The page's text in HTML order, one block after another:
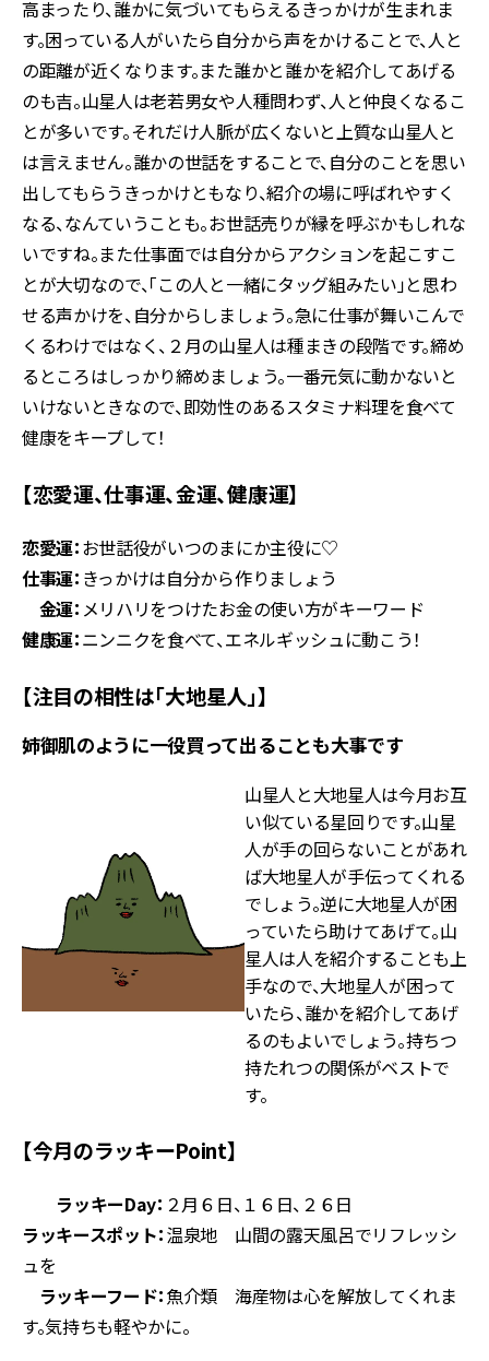
高まったり、誰かに気づいてもらえるきっかけが生まれま
す。困っている人がいたら自分から声をかけることで、人と
の距離が近くなります。また誰かと誰かを紹介してあげる
のも吉。山星人は老若男女や人種問わず、人と仲良くなるこ
とが多いです。それだけ人脈が広くないと上質な山星人と
は言えません。誰かの世話をすることで、自分のことを思い
出してもらうきっかけともなり、紹介の場に呼ばれやすく
なる、なんていうことも。お世話売りが縁を呼ぶかもしれな
いですね。また仕事面では自分からアクションを起こすこ
とが大切なので、「この人と一緒にタッグ組みたい」と思わ
せる声かけを、自分からしましょう。急に仕事が舞いこんで
くるわけではなく、２月の山星人は種まきの段階です。締め
るところはしっかり締めましょう。一番元気に動かないと
いけないときなので、即効性のあるスタミナ料理を食べて
健康をキープして！
【恋愛運、仕事運、金運、健康運】
恋愛運：お世話役がいつのまにか主役に♡
仕事運： きっかけは自分から作りましょう
金運： メリハリをつけたお金の使い方がキーワード
健康運：ニンニクを食べて、エネルギッシュに動こう！
【注目の相性は「大地星人」】
姉御肌のように一役買って出ることも大事です
山星人と大地星人は今月お互
い似ている星回りです。山星
人が手の回らないことがあれ
ば大地星人が手伝ってくれる
でしょう。逆に大地星人が困
っていたら助けてあげて。山
星人は人を紹介することも上
手なので、大地星人が困って
いたら、誰かを紹介してあげ
るのもよいでしょう。持ちつ
持たれつの関係がベストで
す。
【今月のラッキーPoint】
ラッキーDay： ２月６日、１６日、２６日
ラッキースポット：温泉地 山間の露天風呂でリフレッシ
ュを
ラッキーフード：魚介類 海産物は心を解放してくれま
す。気持ちも軽やかに。